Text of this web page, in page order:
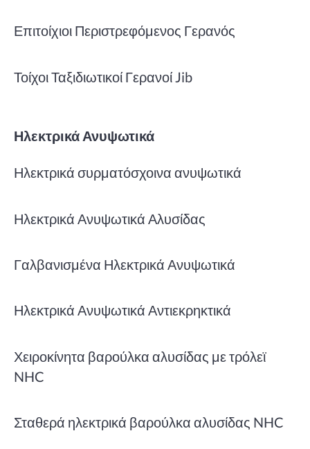
Επιτοίχιοι Περιστρεφόμενος Γερανός
Τοίχοι Ταξιδιωτικοί Γερανοί Jib
Ηλεκτρικά Ανυψωτικά
Ηλεκτρικά συρματόσχοινα ανυψωτικά
Ηλεκτρικά Ανυψωτικά Αλυσίδας
Γαλβανισμένα Ηλεκτρικά Ανυψωτικά
Ηλεκτρικά Ανυψωτικά Αντιεκρηκτικά
Χειροκίνητα βαρούλκα αλυσίδας με τρόλεϊ
NHC
Σταθερά ηλεκτρικά βαρούλκα αλυσίδας NHC